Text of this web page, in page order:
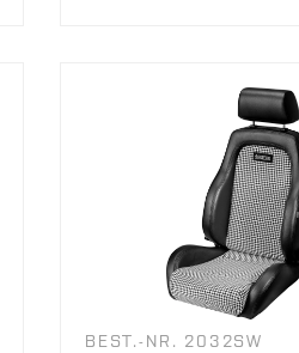
BEST.-NR. 2032SW